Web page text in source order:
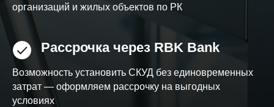
организаций и жилых объектов по РК
Рассрочка через RBK Bank
Возможность установить СКУД без единовременных
затрат — оформляем рассрочку на выгодных
условиях